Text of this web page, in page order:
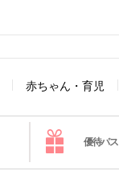
赤ちゃん・育児
優待パス